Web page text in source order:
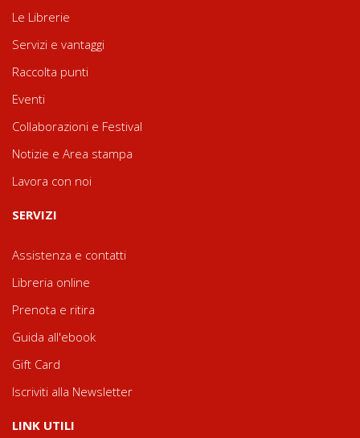
Le Librerie
Servizi e vantaggi
Raccolta punti
Eventi
Collaborazioni e Festival
Notizie e Area stampa
Lavora con noi
SERVIZI
Assistenza e contatti
Libreria online
Prenota e ritira
Guida all'ebook
Gift Card
Iscriviti alla Newsletter
LINK UTILI